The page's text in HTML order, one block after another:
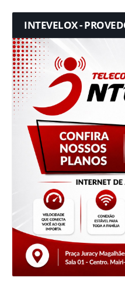
INTEVELOX -